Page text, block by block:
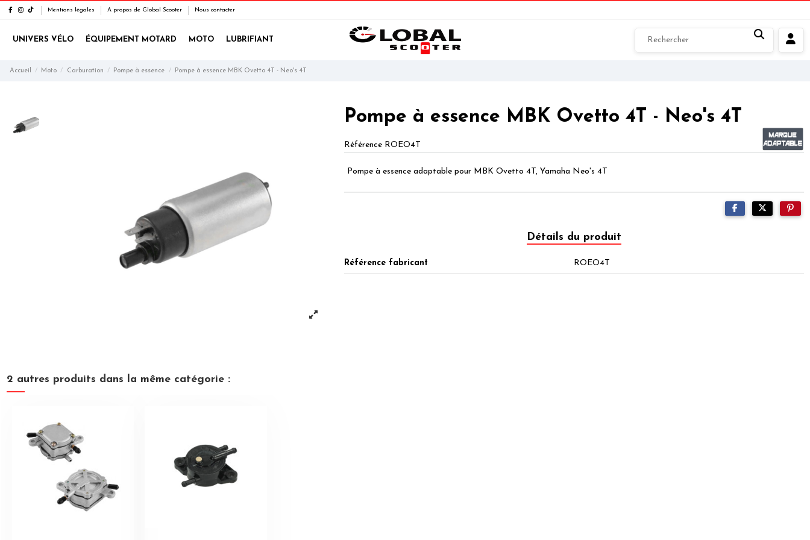
Mentions légales A propos de Global Scooter Nous contacter
UNIVERS VÉLO ÉQUIPEMENT MOTARD MOTO LUBRIFIANT
Accueil Moto Carburation Pompe à essence Pompe à essence MBK Ovetto 4T - Neo's 4T
Pompe à essence MBK Ovetto 4T - Neo's 4T
Référence ROEO4T
Pompe à essence adaptable pour MBK Ovetto 4T, Yamaha Neo's 4T
Détails du produit
Référence fabricant ROEO4T
2 autres produits dans la même catégorie :